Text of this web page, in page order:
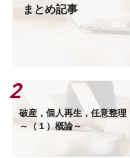
まとめ記事
破産，個人再生，任意整理
～（１）概論～